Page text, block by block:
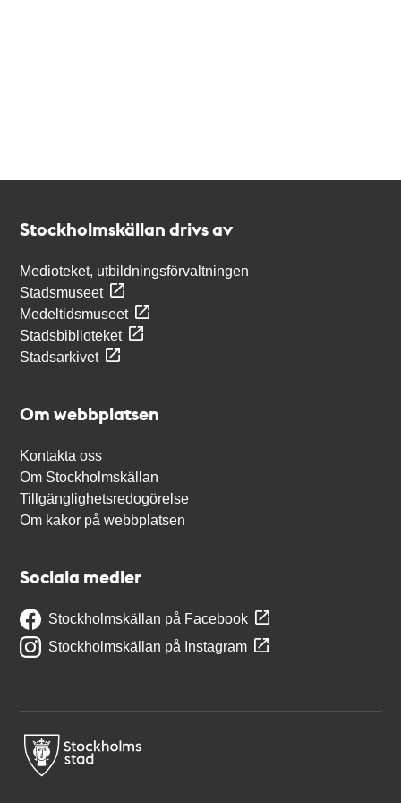
Stockholmskällan drivs av
Medioteket, utbildningsförvaltningen
Stadsmuseet
Medeltidsmuseet
Stadsbiblioteket
Stadsarkivet
Om webbplatsen
Kontakta oss
Om Stockholmskällan
Tillgänglighetsredogörelse
Om kakor på webbplatsen
Sociala medier
Stockholmskällan på Facebook
Stockholmskällan på Instagram